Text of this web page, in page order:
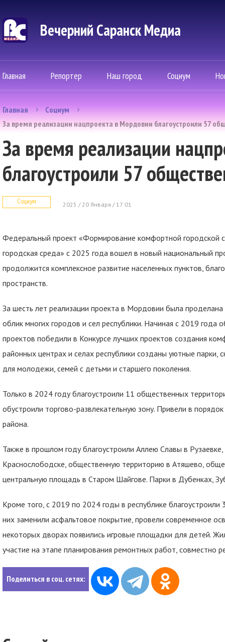
Вечерний Саранск Mедиа
Главная Репортер Наш город Социум
Главная
Социум
За время реализации нацпроекта в Мордовии благоустроили 57
За время реализации
благоустроили 57
Социум 2025 / 20 Января / 17:01
Федеральный проект «Формирование комфортной городской
городская среда» с 2025 года вошел в новый национальный
продолжится комплексное развитие населенных пунктов,
пространств.
За шесть лет реализации проекта в Мордовии была
облик многих городов и сел республики. Начиная с 2019
проектов победили в Конкурсе лучших проектов создания
районных центрах и селах республики созданы уютные
для молодежи, семей с детьми и старшего поколения.
Только в 2024 году благоустроили 11 общественных
обустроили торгово-развлекательную зону. Привели в
района.
Также в прошлом году благоустроили Аллею Славы в
Краснослободске, общественную территорию в Атяшево,
центральную площадь в Старом Шайгове. Парки в Дубенках,
Кроме того, с 2019 по 2024 годы в республике
них заменили асфальтовое покрытие, провели современное
некоторых дворах появились игровые площадки для детей.
участие на этапе планирования ремонтных работ, совместно
Поделиться в соц. сетях: